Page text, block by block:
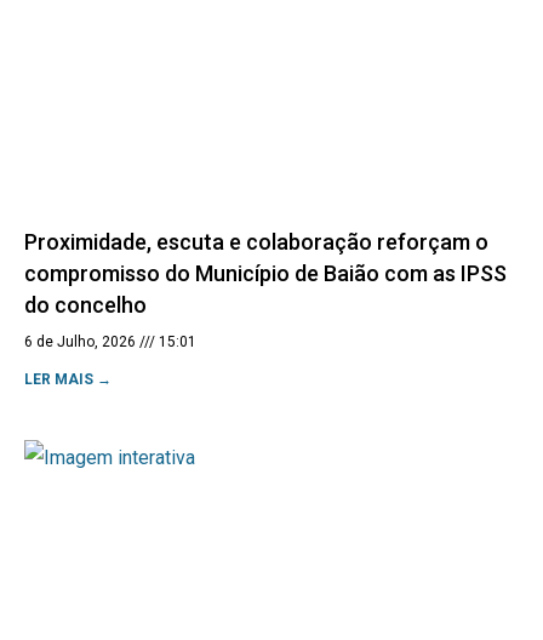
Proximidade, escuta e colaboração reforçam o
compromisso do Município de Baião com as IPSS
do concelho
6 de Julho, 2026 15:01
LER MAIS →